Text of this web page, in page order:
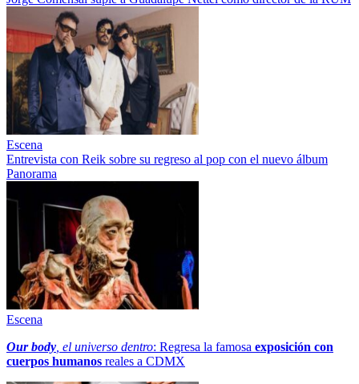
Escena
Entrevista con Reik sobre su regreso al pop con el nuevo álbum
Panorama
Escena
Our body , el universo dentro: Regresa la famosa exposición con
cuerpos humanos reales a CDMX